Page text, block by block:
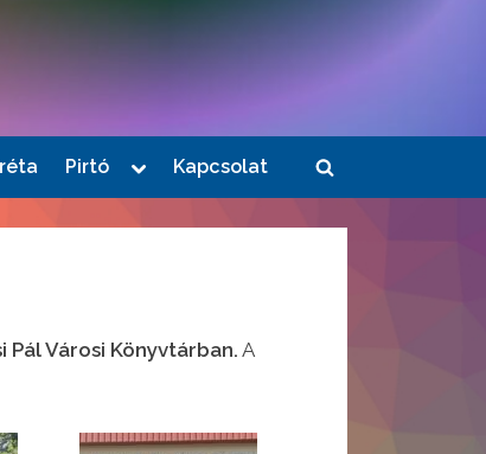
Pirtó
Toggle
menu
Kapcsolat
Toggle
Pál Városi Könyvtárban.A